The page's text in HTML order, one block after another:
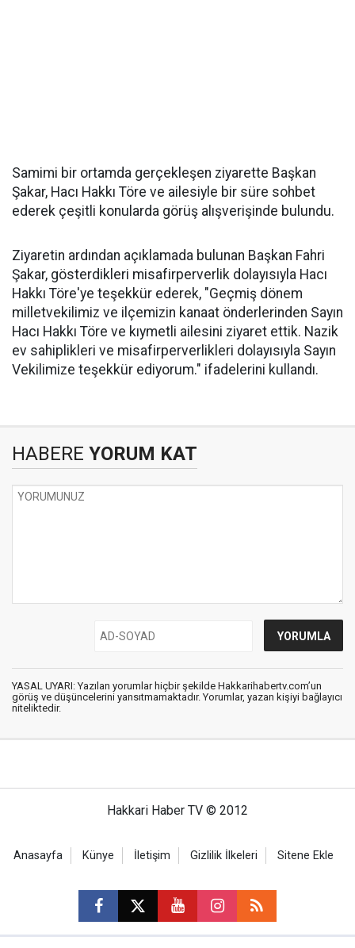
Samimi bir ortamda gerçekleşen ziyarette Başkan
Şakar, Hacı Hakkı Töre ve ailesiyle bir süre sohbet
ederek çeşitli konularda görüş alışverişinde bulundu.
Ziyaretin ardından açıklamada bulunan Başkan Fahri
Şakar, gösterdikleri misafirperverlik dolayısıyla Hacı
Hakkı Töre'ye teşekkür ederek, "Geçmiş dönem
milletvekilimiz ve ilçemizin kanaat önderlerinden Sayın
Hacı Hakkı Töre ve kıymetli ailesini ziyaret ettik. Nazik
ev sahiplikleri ve misafirperverlikleri dolayısıyla Sayın
Vekilimize teşekkür ediyorum." ifadelerini kullandı.
HABERE YORUM KAT
YASAL UYARI: Yazılan yorumlar hiçbir şekilde Hakkarihabertv.com’un
görüş ve düşüncelerini yansıtmamaktadır. Yorumlar, yazan kişiyi bağlayıcı
niteliktedir.
Hakkari Haber TV © 2012
Anasayfa Künye İletişim Gizlilik İlkeleri Sitene Ekle